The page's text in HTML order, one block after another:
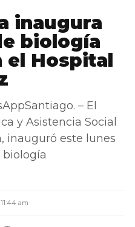
inaugura
biología
el Hospital
– El
y Asistencia Social
inauguró este lunes
am